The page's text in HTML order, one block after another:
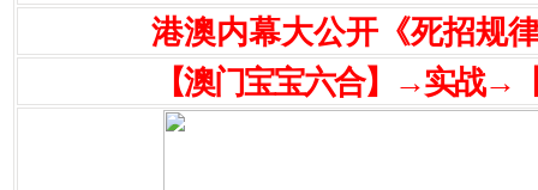
港澳内幕大公开《死招规
【澳门宝宝六合】→实战→